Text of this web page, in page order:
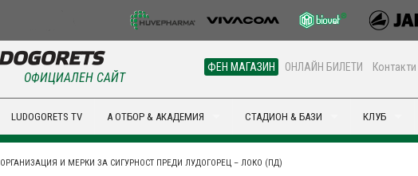
ФЕН МАГАЗИН ОНЛАЙН БИЛЕТИ Контакти
ОФИЦИАЛЕН САЙТ
LUDOGORETS TV А ОТБОР & АКАДЕМИЯ СТАДИОН & БАЗИ КЛУБ
ОРГАНИЗАЦИЯ И МЕРКИ ЗА СИГУРНОСТ ПРЕДИ ЛУДОГОРЕЦ – ЛОКО (ПД)